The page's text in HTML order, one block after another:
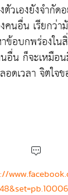
วเองยังจำกัด
นอื่น เรียกว่า
ข้อบกพร่องใ
อื่น ก็จะเหมือ
อดเวลา จิตใจ